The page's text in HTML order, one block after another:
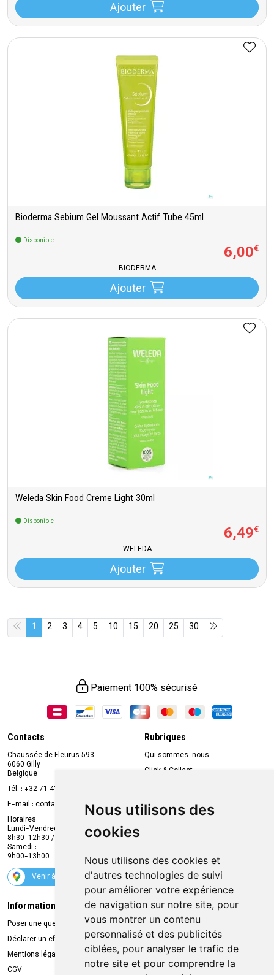
Nous utilisons des
cookies
Nous utilisons des cookies et
d'autres technologies de suivi
pour améliorer votre expérience
de navigation sur notre site, pour
vous montrer un contenu
personnalisé et des publicités
ciblées, pour analyser le trafic de
notre site et pour comprendre la
Ajouter
Bioderma Sebium Gel Moussant Actif Tube 45ml
Disponible
6,00€
BIODERMA
Ajouter
Weleda Skin Food Creme Light 30ml
Disponible
6,49€
WELEDA
Ajouter
1 2 3 4 5 10 15 20 25 30
Paiement 100% sécurisé
Contacts
Chaussée de Fleurus 593
6060 Gilly
Belgique
Tél. : +32 71 41 32 10
E-mail : contact
mvapharma.be
Horaires
Lundi-Vendredi :
8h30-12h30 / 13h30-18h30
Samedi :
9h00-13h00
Venir à la pharmacie
Rubriques
Qui sommes-nous
Click & Collect
Compte professionnel
Envoi d’ordonnance
Suivez-nous
Informations légales
Poser une question
Déclarer un effet indésirable
Mentions légales
CGV
Livraison
Retrait à la pharmacie
Livraison chez vous
Livraison dans un Point Relais